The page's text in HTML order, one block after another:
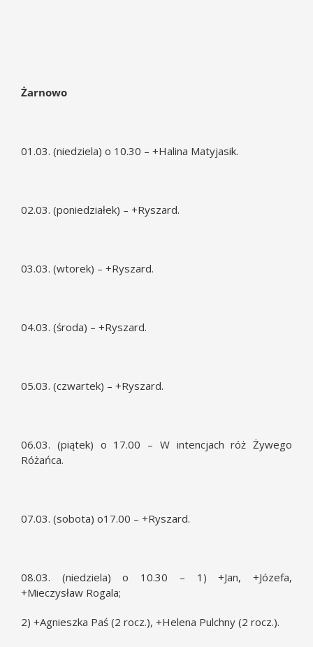
Żarnowo
01.03. (niedziela) o 10.30 – +Halina Matyjasik.
02.03. (poniedziałek) – +Ryszard.
03.03. (wtorek) – +Ryszard.
04.03. (środa) – +Ryszard.
05.03. (czwartek) – +Ryszard.
06.03. (piątek) o 17.00 – W intencjach róż Żywego
Różańca.
07.03. (sobota) o17.00 – +Ryszard.
08.03. (niedziela) o 10.30 – 1) +Jan, +Józefa,
+Mieczysław Rogala;
2) +Agnieszka Paś (2 rocz.), +Helena Pulchny (2 rocz.).